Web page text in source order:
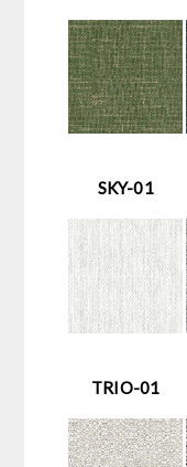
SKY-01
TRIO-01